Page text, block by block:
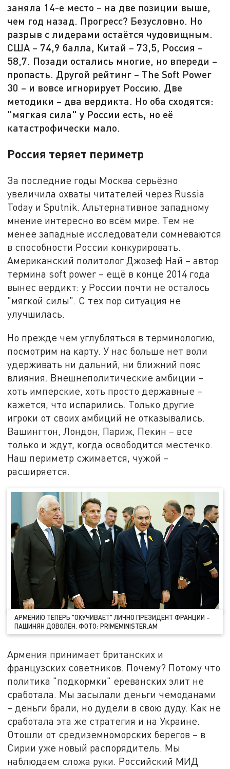
заняла 14-е место – на две позиции выше,
чем год назад. Прогресс? Безусловно. Но
разрыв с лидерами остаётся чудовищным.
США – 74,9 балла, Китай – 73,5, Россия –
58,7. Позади остались многие, но впереди –
пропасть. Другой рейтинг – The Soft Power
30 – и вовсе игнорирует Россию. Две
методики – два вердикта. Но оба сходятся:
"мягкая сила" у России есть, но её
катастрофически мало.
Россия теряет периметр
За последние годы Москва серьёзно
увеличила охваты читателей через Russia
Today и Sputnik. Альтернативное западному
мнение интересно во всём мире. Тем не
менее западные исследователи сомневаются
в способности России конкурировать.
Американский политолог Джозеф Най – автор
термина soft power – ещё в конце 2014 года
вынес вердикт: у России почти не осталось
"мягкой силы". С тех пор ситуация не
улучшилась.
Но прежде чем углубляться в терминологию,
посмотрим на карту. У нас больше нет воли
удерживать ни дальний, ни ближний пояс
влияния. Внешнеполитические амбиции –
хоть имперские, хоть просто державные –
кажется, что испарились. Только другие
игроки от своих амбиций не отказывались.
Вашингтон, Лондон, Париж, Пекин – все
только и ждут, когда освободится местечко.
Наш периметр сжимается, чужой –
расширяется.
АРМЕНИЮ ТЕПЕРЬ "ОКУЧИВАЕТ" ЛИЧНО ПРЕЗИДЕНТ ФРАНЦИИ –
ПАШИНЯН ДОВОЛЕН. ФОТО: PRIMEMINISTER.AM
Армения принимает британских и
французских советников. Почему? Потому что
политика "подкормки" ереванских элит не
сработала. Мы засылали деньги чемоданами
– деньги брали, но дудели в свою дуду. Как не
сработала эта же стратегия и на Украине.
Отошли от средиземноморских берегов – в
Сирии уже новый распорядитель. Мы
наблюдаем сложа руки. Российский МИД